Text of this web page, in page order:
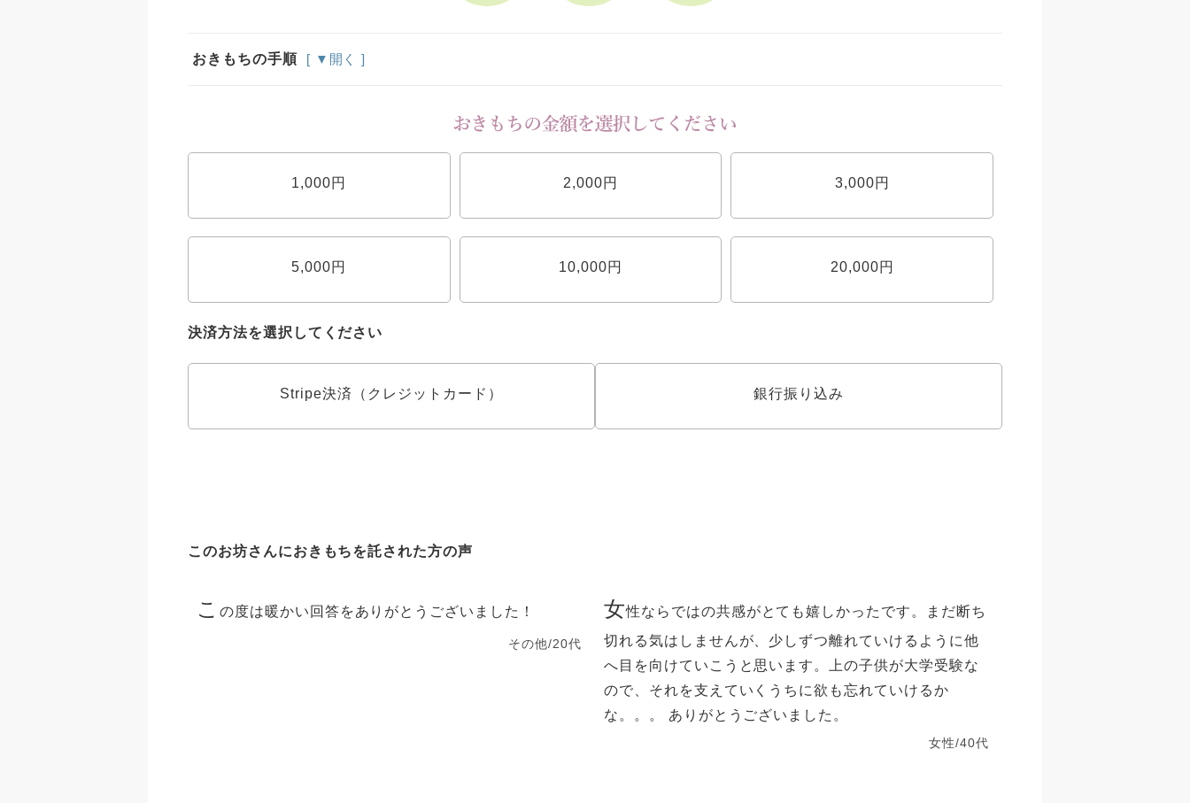
おきもちの手順 [ ▼開く ]
1,000円 2,000円 3,000円
5,000円 10,000円 20,000円
決済方法を選択してください
Stripe決済（クレジットカード） 銀行振り込み
このお坊さんにおきもちを託された方の声
こ の度は暖かい回答をありがとうございました！
その他/20代
女性ならではの共感がとても嬉しかったです。まだ断ち
切れる気はしませんが、少しずつ離れていけるように他
へ目を向けていこうと思います。上の子供が大学受験な
ので、それを支えていくうちに欲も忘れていけるか
な。。。 ありがとうございました。
女性/40代